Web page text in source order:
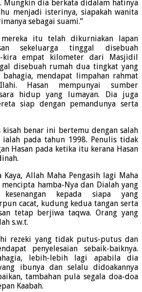
Mungkin dia berkata didalam hatinya
menjadi isterinya, siapakah wanita
sebagai suami.”
mereka itu telah dikurniakan lapan
sekeluarga tinggal disebuah
kira empat kilometer dari Masjidil
disebuah rumah dua tingkat yang
bahagia, mendapat limpahan rahmat
Hasan mempunyai sumber
hidup yang lumayan. Dia juga
siap dengan pemandunya serta
benar ini bertemu dengan salah
ialah pada tahun 1998. Penulis tidak
Hasan pada ketika itu kerana Hasan
Kaya, Allah Maha Pengasih lagi Maha
mencipta hamba-Nya dan Dialah yang
kepada siapa yang
cacat, kudung kedua tangan serta
tetap berjiwa taqwa. Orang yang
s.w.t.
rezeki yang tidak putus-putus dan
penyelesaian sebaik-baiknya.
lebih-lebih lagi apabila dia
ibunya dan selalu didoakannya
tambahan pula segala doa-doa
Kaabah.